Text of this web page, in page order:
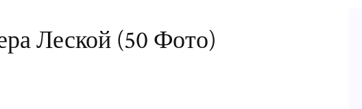
Леской (50 Фото)